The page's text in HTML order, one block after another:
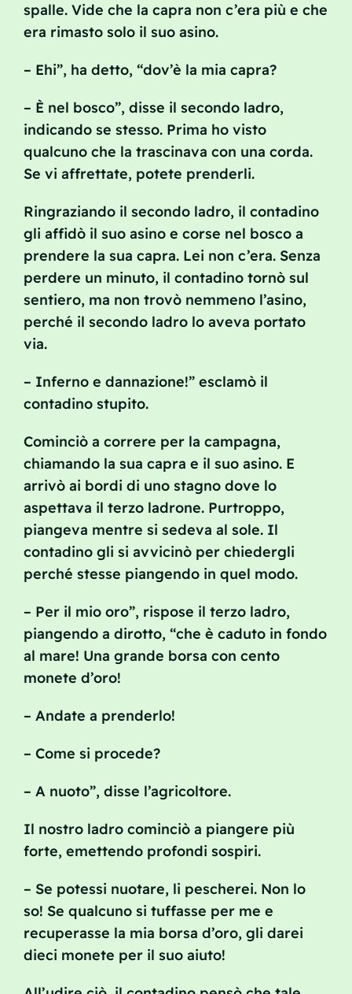
spalle. Vide che la capra non c’era più e che
era rimasto solo il suo asino.
– Ehi”, ha detto, “dov’è la mia capra?
– È nel bosco”, disse il secondo ladro,
indicando se stesso. Prima ho visto
qualcuno che la trascinava con una corda.
Se vi affrettate, potete prenderli.
Ringraziando il secondo ladro, il contadino
gli affidò il suo asino e corse nel bosco a
prendere la sua capra. Lei non c’era. Senza
perdere un minuto, il contadino tornò sul
sentiero, ma non trovò nemmeno l’asino,
perché il secondo ladro lo aveva portato
via.
– Inferno e dannazione!” esclamò il
contadino stupito.
Cominciò a correre per la campagna,
chiamando la sua capra e il suo asino. E
arrivò ai bordi di uno stagno dove lo
aspettava il terzo ladrone. Purtroppo,
piangeva mentre si sedeva al sole. Il
contadino gli si avvicinò per chiedergli
perché stesse piangendo in quel modo.
– Per il mio oro”, rispose il terzo ladro,
piangendo a dirotto, “che è caduto in fondo
al mare! Una grande borsa con cento
monete d’oro!
– Andate a prenderlo!
– Come si procede?
– A nuoto”, disse l’agricoltore.
Il nostro ladro cominciò a piangere più
forte, emettendo profondi sospiri.
– Se potessi nuotare, li pescherei. Non lo
so! Se qualcuno si tuffasse per me e
recuperasse la mia borsa d’oro, gli darei
dieci monete per il suo aiuto!